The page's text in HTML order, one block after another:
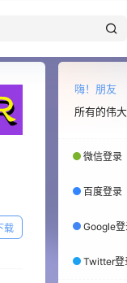
载
嗨！朋友
所有的伟
微信登录
百度登录
Google
Twitter登